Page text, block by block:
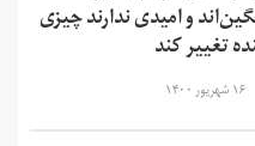
و امیدی ندارند چیزی
تغییر کند
۱۶ شهریور ۱۴۰۰